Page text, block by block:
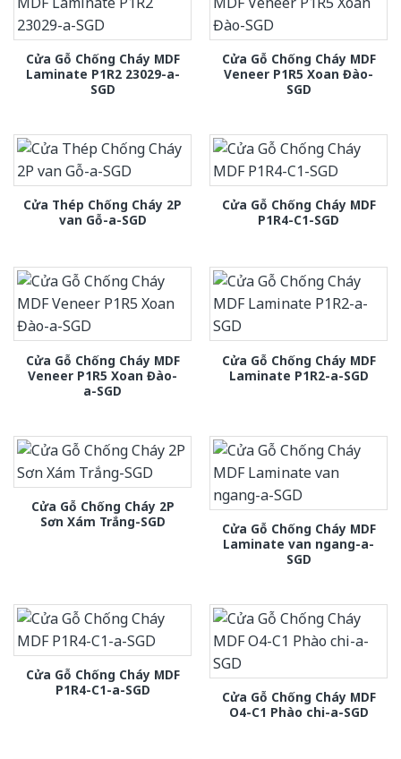
Cửa Gỗ Chống Cháy MDF
Laminate P1R2 23029-a-
SGD
Cửa Gỗ Chống Cháy MDF
Veneer P1R5 Xoan Đào-
SGD
Cửa Thép Chống Cháy 2P
van Gỗ-a-SGD
Cửa Gỗ Chống Cháy MDF
P1R4-C1-SGD
Cửa Gỗ Chống Cháy MDF
Veneer P1R5 Xoan Đào-
a-SGD
Cửa Gỗ Chống Cháy MDF
Laminate P1R2-a-SGD
Cửa Gỗ Chống Cháy 2P
Sơn Xám Trắng-SGD
Cửa Gỗ Chống Cháy MDF
Laminate van ngang-a-
SGD
Cửa Gỗ Chống Cháy MDF
P1R4-C1-a-SGD
Cửa Gỗ Chống Cháy MDF
O4-C1 Phào chi-a-SGD